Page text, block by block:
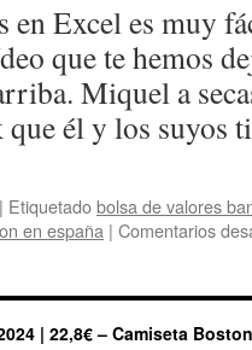
en Excel es muy
que te hemos
Miquel a
que él y los
| Etiquetadobolsa de valores
en españa | Comentarios
| 22,8€ – Camiseta